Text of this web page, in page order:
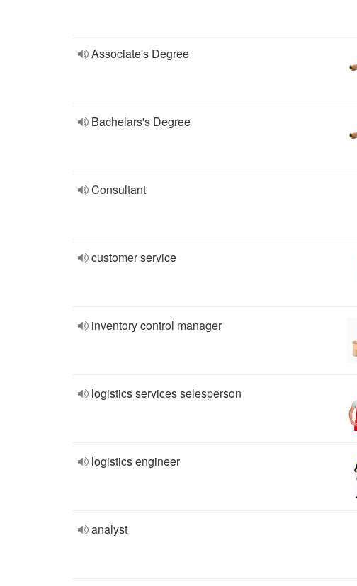
Associate's Degree
Bachelars's Degree
Consultant
customer service
inventory control manager
logistics services selesperson
logistics engineer
analyst